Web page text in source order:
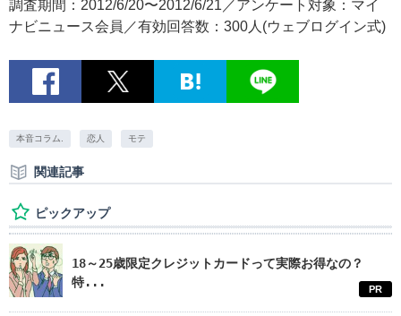
調査期間：2012/6/20〜2012/6/21／アンケート対象：マイ
ナビニュース会員／有効回答数：300人(ウェブログイン式)
本音コラム. 恋人 モテ
関連記事
ピックアップ
18～25歳限定クレジットカードって実際お得なの？
特...
PR